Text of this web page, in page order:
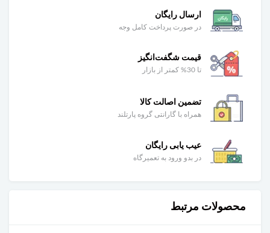
ارسال رایگان
در صورت پرداخت کامل وجه
قیمت شگفت‌انگیز
تا 30% کمتر از بازار
تضمین اصالت کالا
همراه با گارانتی گروه پارتلند
عیب یابی رایگان
در بدو ورود به تعمیرگاه
محصولات مرتبط